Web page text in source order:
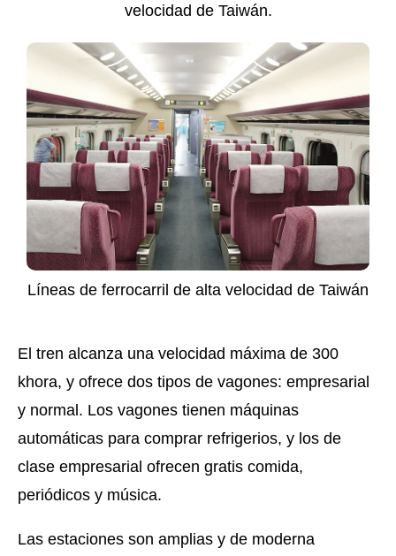
velocidad de Taiwán.
Líneas de ferrocarril de alta velocidad de Taiwán
El tren alcanza una velocidad máxima de 300
khora, y ofrece dos tipos de vagones: empresarial
y normal. Los vagones tienen máquinas
automáticas para comprar refrigerios, y los de
clase empresarial ofrecen gratis comida,
periódicos y música.
Las estaciones son amplias y de moderna